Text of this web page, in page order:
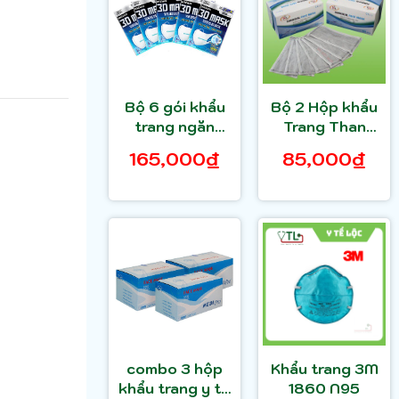
Bộ 6 gói khẩu
trang ngăn
3D Mask Virus
Japan) Gói 5
cái
165,000₫
Bộ 2 Hộp khẩu
Trang Than
Nam Anh Xám
85,000₫
combo 3 hộp
khẩu trang y tế
Khẩu trang 3M
1860 N95